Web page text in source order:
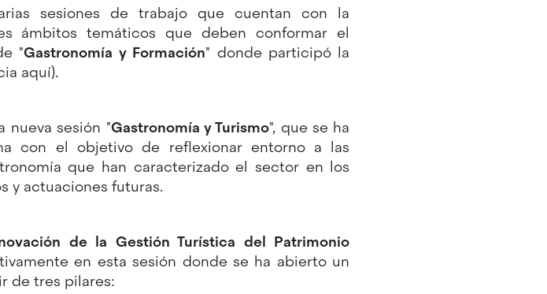
sesiones de trabajo que cuentan con la
ámbitos temáticos que deben conformar el
"Gastronomía y Formación" donde participó la
aquí).
nueva sesión "Gastronomía y Turismo", que se ha
con el objetivo de reflexionar entorno a las
que han caracterizado el sector en los
y actuaciones futuras.
de la Gestión Turística del Patrimonio
en esta sesión donde se ha abierto un
de tres pilares: